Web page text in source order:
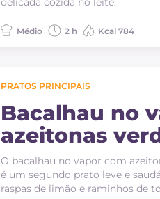
Médio 2 h Kcal 784
PRATOS PRINCIPAIS
Bacalhau no
azeitonas
tomatinhos
O bacalhau no vapor com
é um segundo prato leve e
raspas de limão e raminhos de